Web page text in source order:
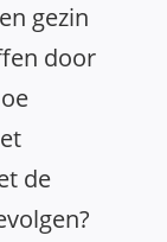
gezin
door
de